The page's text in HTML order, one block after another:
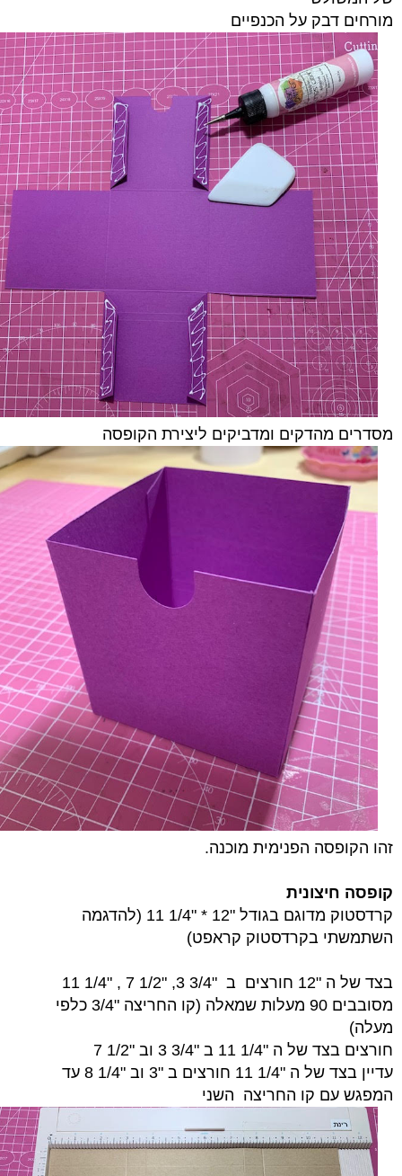
מורחים דבק על הכנפיים
מסדרים מהדקים ומדביקים ליצירת הקופסה
זהו הקופסה הפנימית מוכנה.
קופסה חיצונית
קרדסטוק מדוגם בגודל "12 * "1/4 11 (להדגמה
השתמשתי בקרדסטוק קראפט)
בצד של ה "12 חורצים ב "3/4 3, "1/2 7 , "1/4 11
מסובבים 90 מעלות שמאלה (קו החריצה "3/4 כלפי
מעלה)
חורצים בצד של ה "1/4 11 ב "3/4 3 וב "1/2 7
עדיין בצד של ה "1/4 11 חורצים ב "3 וב "1/4 8 עד
המפגש עם קו החריצה השני